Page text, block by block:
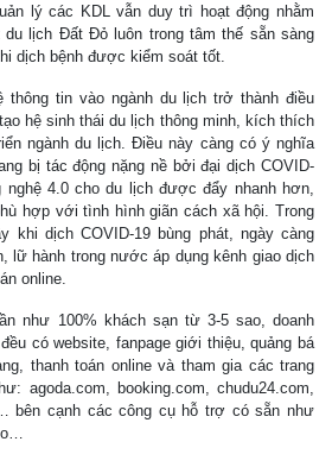
lý các KDL vẫn duy trì hoạt động nhằm
du lịch Đất Đỏ luôn trong tâm thế sẵn sàng
dịch bệnh được kiểm soát tốt.
thông tin vào ngành du lịch trở thành điều
hệ sinh thái du lịch thông minh, kích thích
ngành du lịch. Điều này càng có ý nghĩa
bị tác động nặng nề bởi đại dịch COVID-
nghệ 4.0 cho du lịch được đẩy nhanh hơn,
hợp với tình hình giãn cách xã hội. Trong
khi dịch COVID-19 bùng phát, ngày càng
lữ hành trong nước áp dụng kênh giao dịch
online.
như 100% khách sạn từ 3-5 sao, doanh
có website, fanpage giới thiệu, quảng bá
thanh toán online và tham gia các trang
agoda.com, booking.com, chudu24.com,
bên cạnh các công cụ hỗ trợ có sẵn như